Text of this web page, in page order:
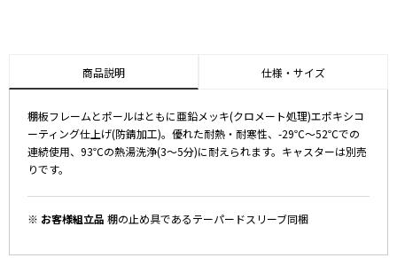
商品説明 仕様・サイズ
棚板フレームとポールはともに亜鉛メッキ(クロメート処理)エポキシコ
ーティング仕上げ(防錆加工)。優れた耐熱・耐寒性、-29℃～52℃での
連続使用、93℃の熱湯洗浄(3～5分)に耐えられます。キャスターは別売
りです。
※ お客様組立品 棚の止め具であるテーパードスリーブ同梱